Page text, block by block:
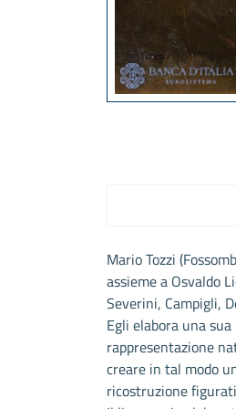
Mario Tozzi
assieme a Osvaldo
Severini, Campigli,
Egli elabora una
rappresentazione
creare in tal modo
ricostruzione